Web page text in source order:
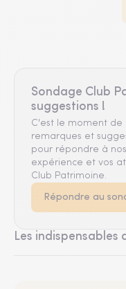
Sondage Club
suggestions !
C'est le moment de
remarques et
pour répondre à
expérience et vos
Club Patrimoine.
Répondre au
Les